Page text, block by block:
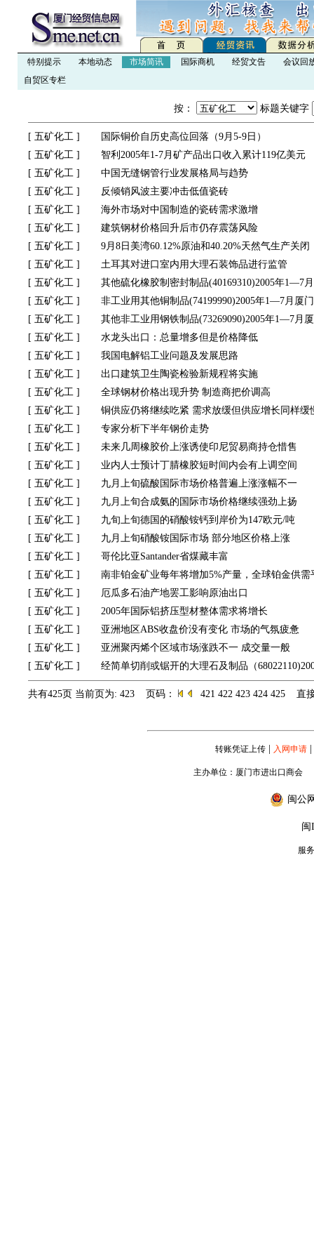
特别提示 本地动态 市场简讯 国际商机 经贸文告
会议回
自贸区专栏
按： 标题关键字
[ 五矿化工 ]
国际铜价自历史高位回落（9月5-9日）
[ 五矿化工 ]
智利2005年1-7月矿产品出口收入累计119亿美元
[ 五矿化工 ]
中国无缝钢管行业发展格局与趋势
[ 五矿化工 ]
反倾销风波主要冲击低值瓷砖
[ 五矿化工 ]
海外市场对中国制造的瓷砖需求激增
[ 五矿化工 ]
建筑钢材价格回升后市仍存震荡风险
[ 五矿化工 ]
9月8日美湾60.12%原油和40.20%天然气生产关闭
[ 五矿化工 ]
土耳其对进口室内用大理石装饰品进行监管
[ 五矿化工 ]
其他硫化橡胶制密封制品(40169310)2005年1—7
[ 五矿化工 ]
非工业用其他铜制品(74199990)2005年1—7月厦
[ 五矿化工 ]
其他非工业用钢铁制品(73269090)2005年1—7月
[ 五矿化工 ]
水龙头出口：总量增多但是价格降低
[ 五矿化工 ]
我国电解铝工业问题及发展思路
[ 五矿化工 ]
出口建筑卫生陶瓷检验新规程将实施
[ 五矿化工 ]
全球钢材价格出现升势 制造商把价调高
[ 五矿化工 ]
铜供应仍将继续吃紧 需求放缓但供应增长同样缓
[ 五矿化工 ]
专家分析下半年钢价走势
[ 五矿化工 ]
未来几周橡胶价上涨诱使印尼贸易商持仓惜售
[ 五矿化工 ]
业内人士预计丁腈橡胶短时间内会有上调空间
[ 五矿化工 ]
九月上旬硫酸国际市场价格普遍上涨涨幅不一
[ 五矿化工 ]
九月上旬合成氨的国际市场价格继续强劲上扬
[ 五矿化工 ]
九旬上旬德国的硝酸铵钙到岸价为147欧元/吨
[ 五矿化工 ]
九月上旬硝酸铵国际市场 部分地区价格上涨
[ 五矿化工 ]
哥伦比亚Santander省煤藏丰富
[ 五矿化工 ]
南非铂金矿业每年将增加5%产量，全球铂金供需
[ 五矿化工 ]
厄瓜多石油产地罢工影响原油出口
[ 五矿化工 ]
2005年国际铝挤压型材整体需求将增长
[ 五矿化工 ]
亚洲地区ABS收盘价没有变化 市场的气氛疲惫
[ 五矿化工 ]
亚洲聚丙烯个区域市场涨跌不一 成交量一般
[ 五矿化工 ] 经简单切削或锯开的大理石及制品（
共有425页 当前页为: 423 页码： 421 422 423 424 425 直
转账凭证上传| 入网申请|
主办单位：厦门市进出口商
闽公
闽
服